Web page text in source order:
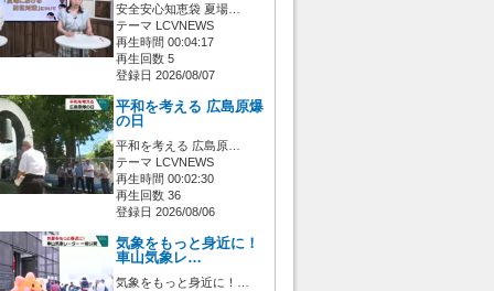
安全安心知恵袋 夏場…
テーマ LCVNEWS
再生時間 00:04:17
再生回数 5
登録日 2026/08/07
平和を考える 広島原爆
の日
平和を考える 広島原…
テーマ LCVNEWS
再生時間 00:02:30
再生回数 36
登録日 2026/08/06
気象をもっと身近に！
車山気象レ…
気象をもっと身近に！…